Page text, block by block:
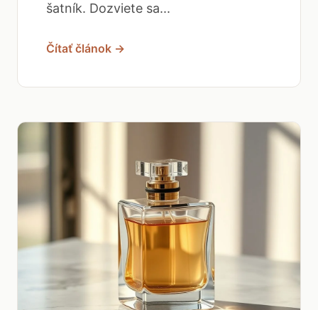
šatník. Dozviete sa...
Čítať článok →